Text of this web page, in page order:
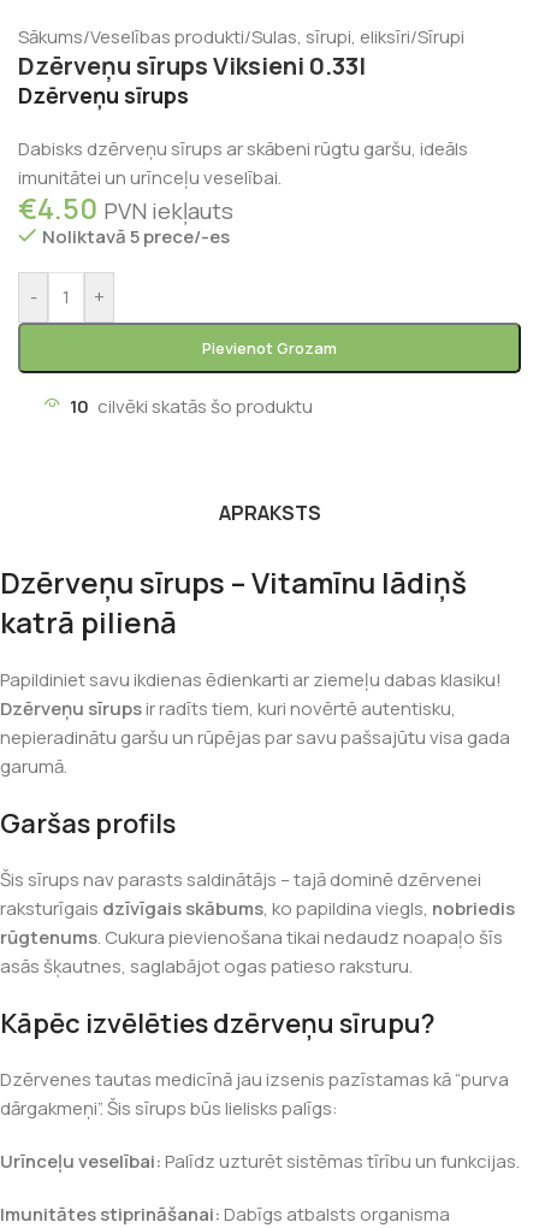
Sākums/Veselības produkti/Sulas, sīrupi, eliksīri/Sīrupi
Dzērveņu sīrups Viksieni 0.33l
Dzērveņu sīrups
Dabisks dzērveņu sīrups ar skābeni rūgtu garšu, ideāls
imunitātei un urīnceļu veselībai.
€4.50 PVN iekļauts
Noliktavā 5 prece/-es
- +
Pievienot Grozam
10 cilvēki skatās šo produktu
APRAKSTS
Dzērveņu sīrups – Vitamīnu lādiņš
katrā pilienā
Papildiniet savu ikdienas ēdienkarti ar ziemeļu dabas klasiku!
Dzērveņu sīrupsir radīts tiem, kuri novērtē autentisku,
nepieradinātu garšu un rūpējas par savu pašsajūtu visa gada
garumā.
Garšas profils
Šis sīrups nav parasts saldinātājs – tajā dominē dzērvenei
raksturīgais dzīvīgais skābums, ko papildina viegls, nobriedis
rūgtenums. Cukura pievienošana tikai nedaudz noapaļo šīs
asās šķautnes, saglabājot ogas patieso raksturu.
Kāpēc izvēlēties dzērveņu sīrupu?
Dzērvenes tautas medicīnā jau izsenis pazīstamas kā “purva
dārgakmeņi”. Šis sīrups būs lielisks palīgs:
Urīnceļu veselībai:Palīdz uzturēt sistēmas tīrību un funkcijas.
Imunitātes stiprināšanai:Dabīgs atbalsts organisma